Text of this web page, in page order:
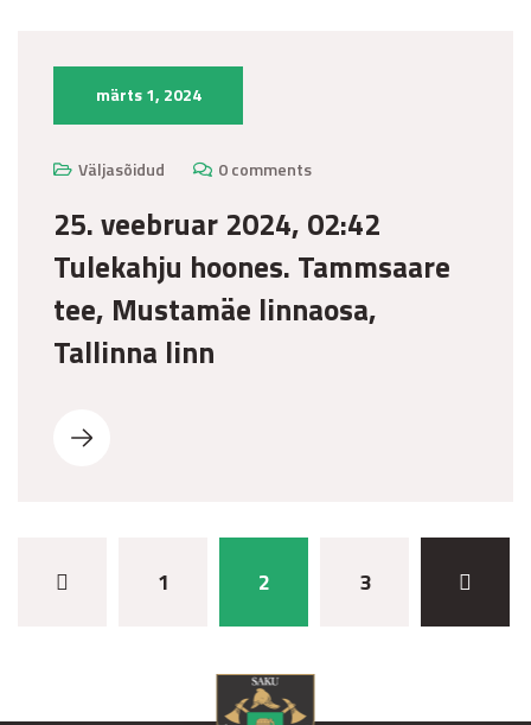
märts 1, 2024
Väljasõidud 0 comments
25. veebruar 2024, 02:42
Tulekahju hoones. Tammsaare
tee, Mustamäe linnaosa,
Tallinna linn
1 2 3